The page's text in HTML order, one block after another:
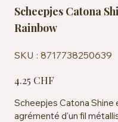
Scheepjes Catona
Rainbow
SKU : 8717738250639
8717738250639
4.25 CHF
Scheepjes Catona Shine
agrémenté d'un fil